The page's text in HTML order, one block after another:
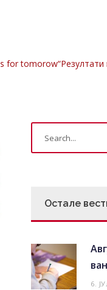
for tomorow“Резултати
Остале
6.